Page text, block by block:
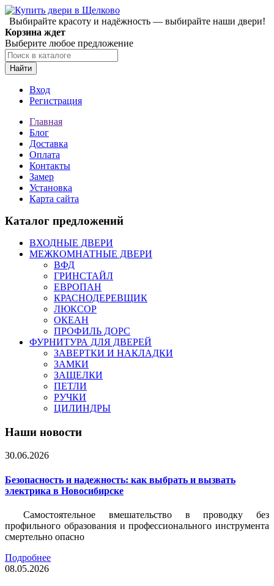
Выбирайте красоту и надёжность — выбирайте наши двери!
Корзина ждет
Выберите любое предложение
Найти
Вход
Регистрация
Главная
Блог
Доставка
Оплата
Контакты
Замер
Установка
Карта сайта
Каталог предложений
ВХОДНЫЕ ДВЕРИ
МЕЖКОМНАТНЫЕ ДВЕРИ
ВФД
ГРИНСТАЙЛ
ЕВРОПАН
КРАСНОДЕРЕВЩИК
ЛЮКСОР
ОКЕАН
ПРОФИЛЬ ДОРС
ФУРНИТУРА ДЛЯ ДВЕРЕЙ
ЗАВЕРТКИ И НАКЛАДКИ
ЗАМКИ
ЗАЩЕЛКИ
ПЕТЛИ
РУЧКИ
ЦИЛИНДРЫ
Наши новости
30.06.2026
Безопасность и надежность: как выбрать и вызвать
электрика в Новосибирске
Самостоятельное вмешательство в проводку без
профильного образования и профессионального инструмента
смертельно опасно
Подробнее
08.05.2026